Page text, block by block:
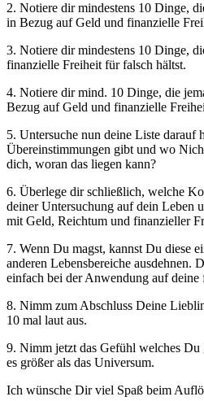
2. Notiere dir mindestens 10 Dinge,
in Bezug auf Geld und finanzielle
3. Notiere dir mindestens 10 Dinge,
finanzielle Freiheit für falsch hältst.
4. Notiere dir mind. 10 Dinge, die
Bezug auf Geld und finanzielle
5. Untersuche nun deine Liste darauf
Übereinstimmungen gibt und wo
dich, woran das liegen kann?
6. Überlege dir schließlich, welche
deiner Untersuchung auf dein Leben
mit Geld, Reichtum und finanzieller
7. Wenn Du magst, kannst Du diese
anderen Lebensbereiche ausdehnen.
einfach bei der Anwendung auf deine
8. Nimm zum Abschluss Deine
10 mal laut aus.
9. Nimm jetzt das Gefühl welches Du
es größer als das Universum.
Ich wünsche Dir viel Spaß beim